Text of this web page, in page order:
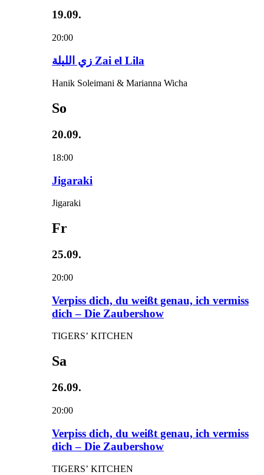
19.09.
20:00
زي‌ اللیلة Zai el Lila
Hanik Soleimani & Marianna Wicha
So
20.09.
18:00
Jigaraki
Jigaraki
Fr
25.09.
20:00
Verpiss dich, du weißt genau, ich vermiss
dich – Die Zaubershow
TIGERS’ KITCHEN
Sa
26.09.
20:00
Verpiss dich, du weißt genau, ich vermiss
dich – Die Zaubershow
TIGERS’ KITCHEN